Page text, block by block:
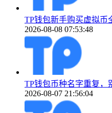
TP钱包新手购买虚拟币
2026-08-08 07:53:48
TP钱包币种名字重复，
2026-08-07 21:56:04